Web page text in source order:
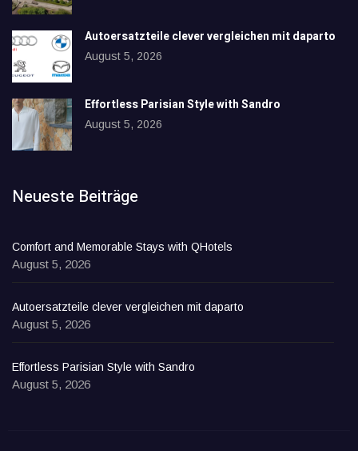
Autoersatzteile clever vergleichen mit daparto
August 5, 2026
Effortless Parisian Style with Sandro
August 5, 2026
Neueste Beiträge
Comfort and Memorable Stays with QHotels
August 5, 2026
Autoersatzteile clever vergleichen mit daparto
August 5, 2026
Effortless Parisian Style with Sandro
August 5, 2026